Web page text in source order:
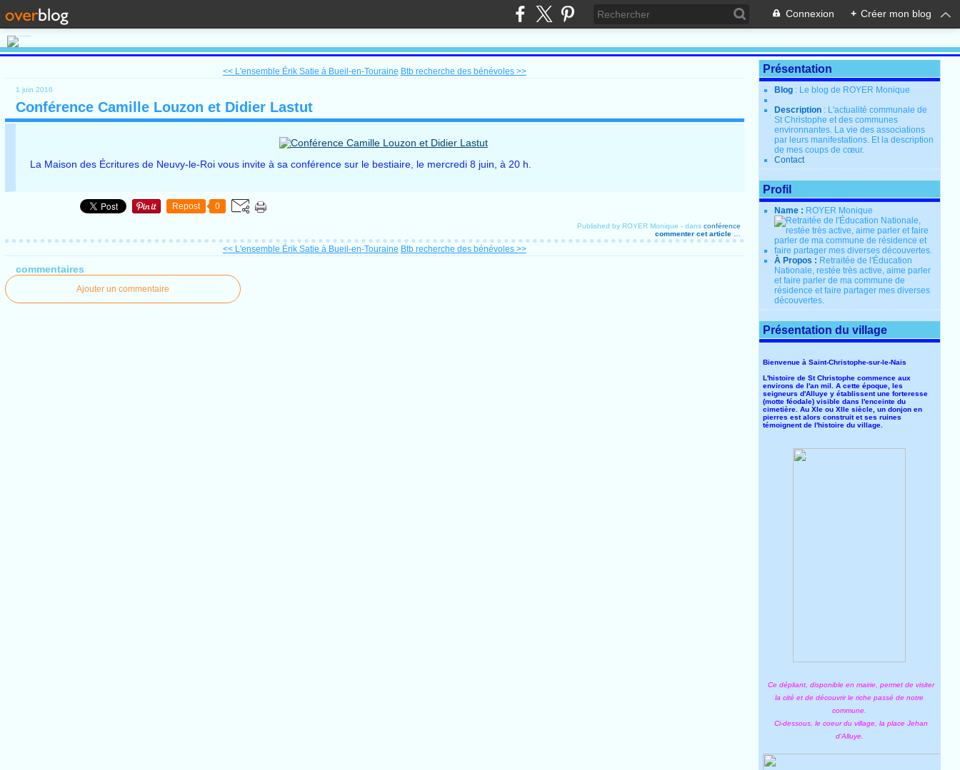
Connexion + Créer mon blog
<< L'ensemble Érik Satie à Bueil-en-Touraine Btb recherche des bénévoles >>
1 juin 2016
Conférence Camille Louzon et Didier Lastut
La Maison des Écritures de Neuvy-le-Roi vous invite à sa conférence sur le bestiaire, le mercredi 8 juin, à 20 h.
Repost 0
Published by ROYER Monique -dans conférence
commenter cet article
<< L'ensemble Érik Satie à Bueil-en-Touraine Btb recherche des bénévoles >>
commentaires
Ajouter un commentaire
Présentation
Blog : Le blog de ROYER Monique
Description : L'actualité communale de
St Christophe et des communes
environnantes. La vie des associations
par leurs manifestations. Et la description
de mes coups de cœur.
Contact
Profil
Name : ROYER Monique
À Propos : Retraitée de l'Éducation
Nationale, restée très active, aime parler
et faire parler de ma commune de
résidence et faire partager mes diverses
découvertes.
Présentation du village
Bienvenue à Saint-Christophe-sur-le-Nais
L'histoire de St Christophe commence aux
environs de l'an mil. A cette époque, les
seigneurs d'Alluye y établissent une forteresse
(motte féodale) visible dans l'enceinte du
cimetière. Au XIe ou XIIe siècle, un donjon en
pierres est alors construit et ses ruines
témoignent de l'histoire du village.
Ce dépliant, disponible en mairie, permet de visiter
la cité et de découvrir le riche passé de notre
commune.
Ci-dessous, le coeur du village, la place Jehan
d'Alluye.